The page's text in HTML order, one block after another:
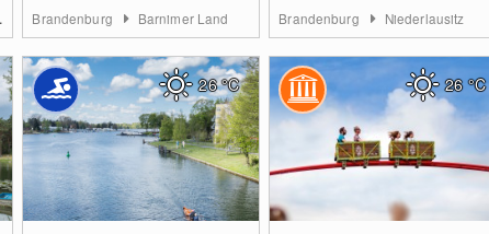
Brandenburg Barnimer Land Brandenburg Niederlausitz
26°C 26°C